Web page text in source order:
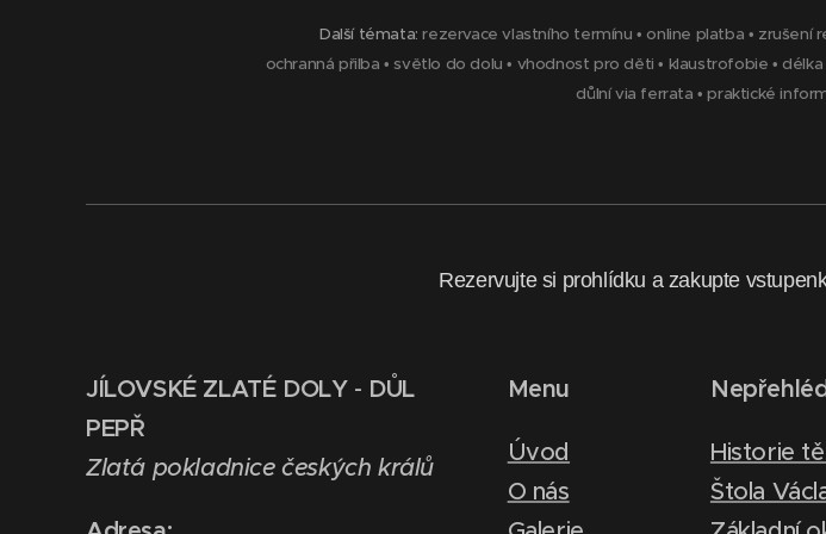
Další témata: rezervace vlastního termínu • online platba • zrušení
ochranná přilba •světlo do dolu • vhodnost pro děti • klaustrofobie •
důlní via ferrata •praktické
Rezervujte si prohlídku a zakupte
JÍLOVSKÉ ZLATÉ DOLY- DŮL
PEPŘ
Zlatá pokladnice českých králů
Menu
Úvod
O nás
Historie
Štola